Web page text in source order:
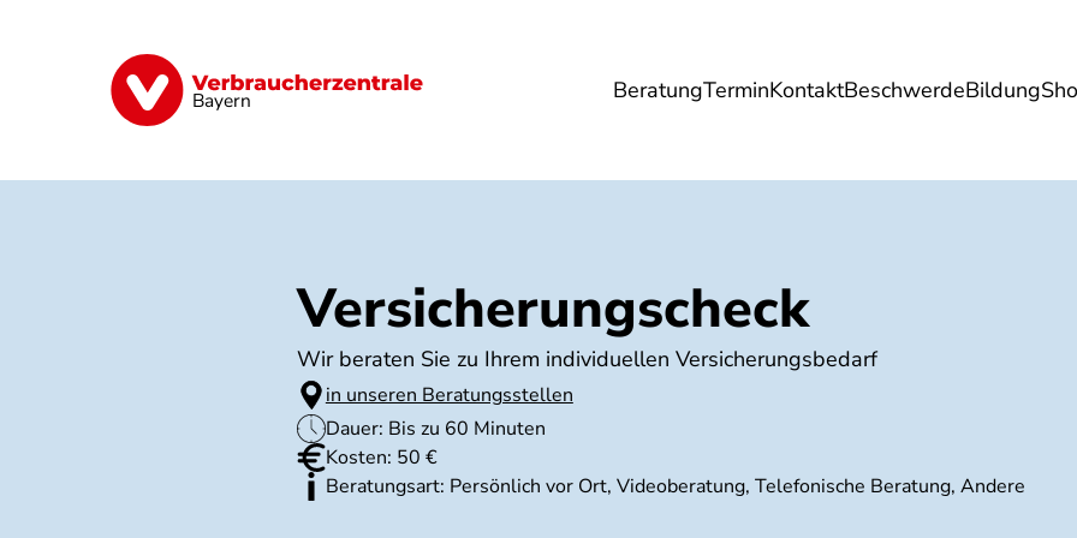
Bayern BeratungTerminKontaktBeschwerdeBildung
Finanzen Digitales Lebensmittel Umwelt Gesundheit Energie
Versicherungscheck
Wir beraten Sie zu Ihrem individuellen Versicherungsbedarf
in unseren Beratungsstellen
Dauer: Bis zu 60 Minuten
Kosten: 50 €
Beratungsart: Persönlich vor Ort, Videoberatung, Telefonische Beratung, Andere